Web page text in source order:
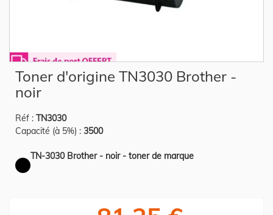
the
beginning
images
gallery
Toner d'origine TN3030 Brother -
noir
Réf : TN3030
Capacité (à 5%) : 3500
TN-3030 Brother - noir - toner de marque